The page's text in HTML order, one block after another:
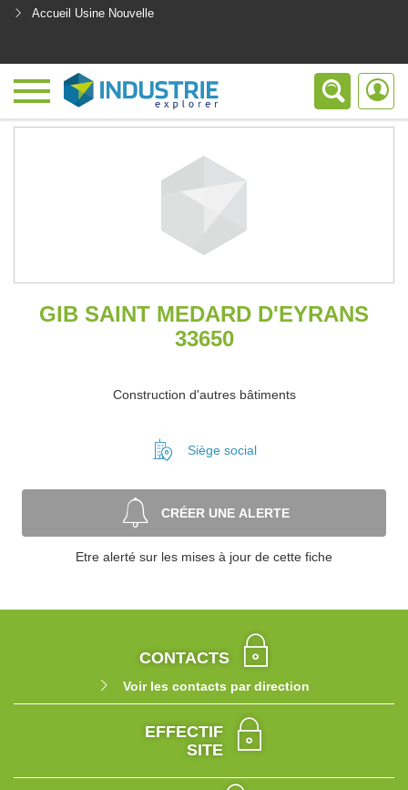
Accueil Usine Nouvelle
GIB SAINT MEDARD D'EYRANS
33650
Construction d'autres bâtiments
Siège social
CRÉER UNE ALERTE
Etre alerté sur les mises à jour de cette fiche
CONTACTS
Voir les contacts par direction
EFFECTIF
SITE